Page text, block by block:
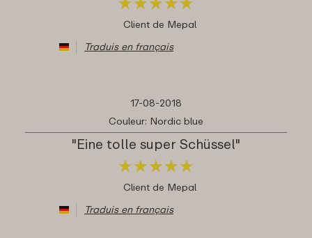
Client de Mepal
Traduis en français
17-08-2018
Couleur: Nordic blue
"Eine tolle super Schüssel"
★★★★★
★★★★★
Client de Mepal
Traduis en français